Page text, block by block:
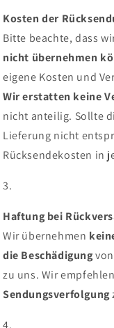
Kosten der
Bitte beachte, dass
nicht übernehmen
eigene Kosten und
Wir erstatten keine
nicht anteilig. Sollte
Lieferung nicht
Rücksendekosten in
Haftung bei
Wir übernehmen
die Beschädigung
zu uns. Wir
Sendungsverfolgung